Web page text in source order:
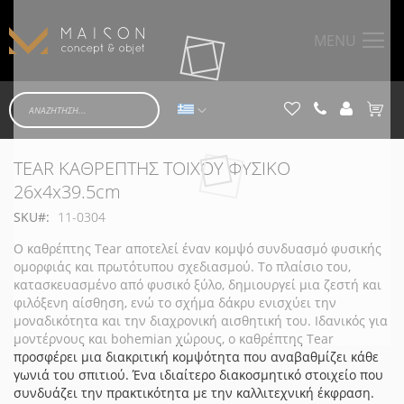
MENU
Γλώσσα
Μετάβαση
στο
τέλος
της
εικόνων
Μετάβαση
στην
αρχή
της
εικόνων
TEAR ΚΑΘΡΕΠΤΗΣ ΤΟΙΧΟΥ ΦΥΣΙΚΟ
26x4x39.5cm
SKU
11-0304
Ο καθρέπτης Tear αποτελεί έναν κομψό συνδυασμό φυσικής
ομορφιάς και πρωτότυπου σχεδιασμού. Το πλαίσιο του,
κατασκευασμένο από φυσικό ξύλο, δημιουργεί μια ζεστή και
φιλόξενη αίσθηση, ενώ το σχήμα δάκρυ ενισχύει την
μοναδικότητα και την διαχρονική αισθητική του. Ιδανικός για
μοντέρνους και bohemian χώρους, ο καθρέπτης Tear
προσφέρει μια διακριτική κομψότητα που αναβαθμίζει κάθε
γωνιά του σπιτιού. Ένα ιδιαίτερο διακοσμητικό στοιχείο που
συνδυάζει την πρακτικότητα με την καλλιτεχνική έκφραση.